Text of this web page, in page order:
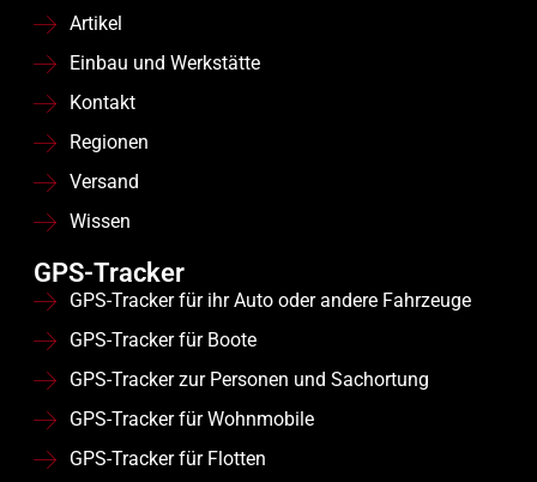
Artikel
Einbau und Werkstätte
Kontakt
Regionen
Versand
Wissen
GPS-Tracker
GPS-Tracker für ihr Auto oder andere Fahrzeuge
GPS-Tracker für Boote
GPS-Tracker zur Personen und Sachortung
GPS-Tracker für Wohnmobile
GPS-Tracker für Flotten